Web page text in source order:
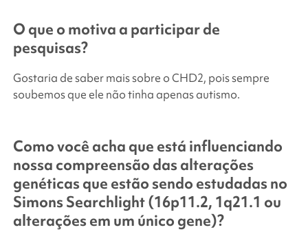
O que o motiva a participar de
pesquisas?
Gostaria de saber mais sobre o CHD2, pois sempre
soubemos que ele não tinha apenas autismo.
Como você acha que está influenciando
nossa compreensão das alterações
genéticas que estão sendo estudadas no
Simons Searchlight(16p11.2, 1q21.1 ou
alterações em um único gene)?